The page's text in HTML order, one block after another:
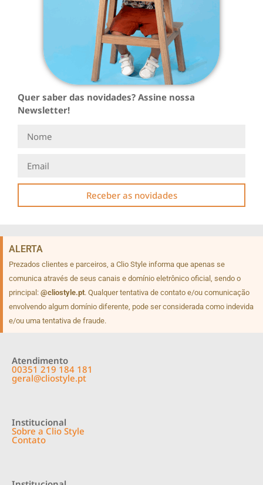
Quer saber das novidades? Assine nossa
Newsletter!
Receber as novidades
ALERTA
Prezados clientes e parceiros, a Clio Style informa que apenas se
comunica através de seus canais e domínio eletrônico oficial, sendo o
principal: @cliostyle.pt. Qualquer tentativa de contato e/ou comunicação
envolvendo algum domínio diferente, pode ser considerada como indevida
e/ou uma tentativa de fraude.
Atendimento
00351 219 184 181
geral@cliostyle.pt
Institucional
Sobre a Clio Style
Contato